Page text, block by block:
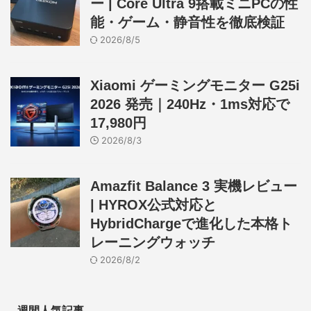
ー | Core Ultra 9搭載ミニPCの性
能・ゲーム・静音性を徹底検証
2026/8/5
Xiaomi ゲーミングモニター G25i
2026 発売｜240Hz・1ms対応で
17,980円
2026/8/3
Amazfit Balance 3 実機レビュー
| HYROX公式対応と
HybridChargeで進化した本格ト
レーニングウォッチ
2026/8/2